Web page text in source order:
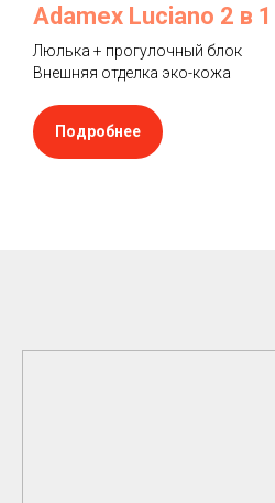
Adamex Luciano 2 в 1
Люлька + прогулочный блок
Внешняя отделка эко-кожа
Подробнее